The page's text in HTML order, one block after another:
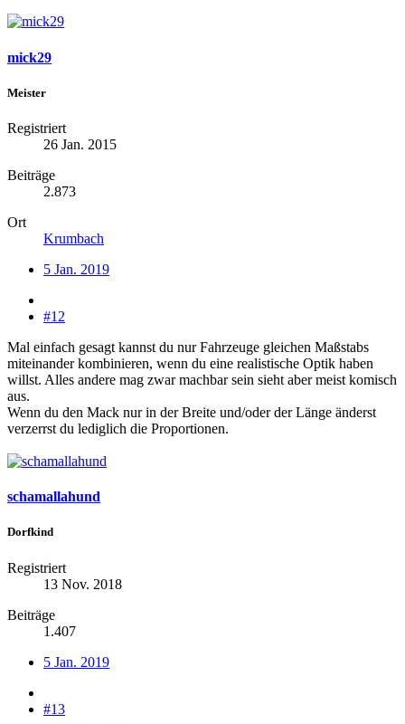
mick29
Meister
Registriert
26 Jan. 2015
Beiträge
2.873
Ort
Krumbach
5 Jan. 2019
#12
Mal einfach gesagt kannst du nur Fahrzeuge gleichen Maßstabs
miteinander kombinieren, wenn du eine realistische Optik haben
willst. Alles andere mag zwar machbar sein sieht aber meist komisch
aus.
Wenn du den Mack nur in der Breite und/oder der Länge änderst
verzerrst du lediglich die Proportionen.
schamallahund
Dorfkind
Registriert
13 Nov. 2018
Beiträge
1.407
5 Jan. 2019
#13